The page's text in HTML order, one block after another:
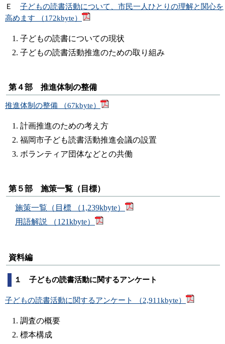
Ｅ 子どもの読書活動について、市民一人ひとりの理解と関心を
高めます （172kbyte）
子どもの読書についての現状
子どもの読書活動推進のための取り組み
第４部 推進体制の整備
推進体制の整備 （67kbyte）
計画推進のための考え方
福岡市子ども読書活動推進会議の設置
ボランティア団体などとの共働
第５部 施策一覧（目標）
施策一覧（目標 （1,239kbyte）
用語解説 （121kbyte）
資料編
１ 子どもの読書活動に関するアンケート
子どもの読書活動に関するアンケート （2,911kbyte）
調査の概要
標本構成